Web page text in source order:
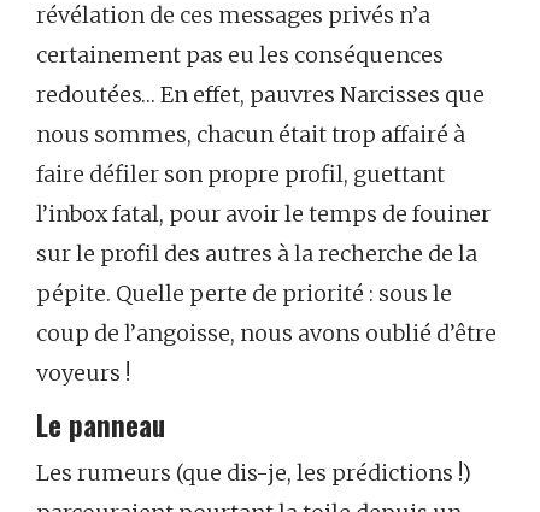
révélation de ces messages privés n’a
certainement pas eu les conséquences
redoutées… En effet, pauvres Narcisses que
nous sommes, chacun était trop affairé à
faire défiler son propre profil, guettant
l’inbox fatal, pour avoir le temps de fouiner
sur le profil des autres à la recherche de la
pépite. Quelle perte de priorité : sous le
coup de l’angoisse, nous avons oublié d’être
voyeurs !
Le panneau
Les rumeurs (que dis-je, les prédictions !)